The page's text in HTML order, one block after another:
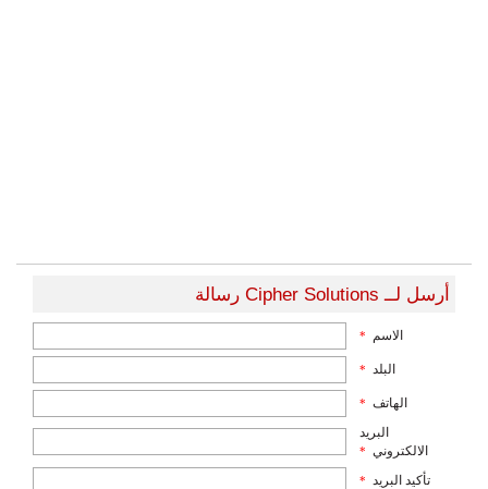
أرسل لــ Cipher Solutions رسالة
الاسم *
البلد *
الهاتف *
البريد
الالكتروني *
تأكيد البريد *